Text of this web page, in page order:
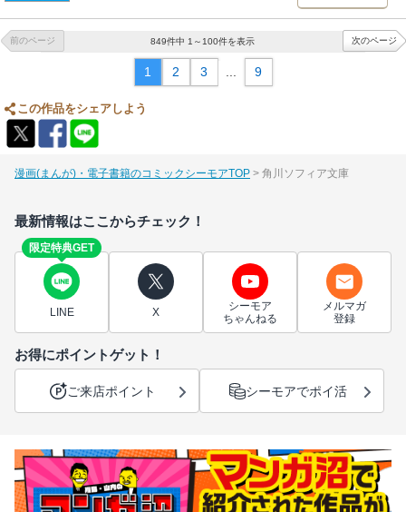
前のページ 849件中 1～100件を表示 次のページ
1 2 3 ... 9
この作品をシェアしよう
漫画(まんが)・電子書籍のコミックシーモアTOP 角川ソフィア文庫
最新情報はここからチェック！
限定特典GET
LINE X
シーモア
ちゃんねる
メルマガ
登録
お得にポイントゲット！
ご来店ポイント シーモアでポイ活